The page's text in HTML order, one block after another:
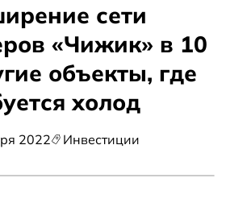
сети
«Чижик» в 10
объекты, где
холод
2022 Инвестиции